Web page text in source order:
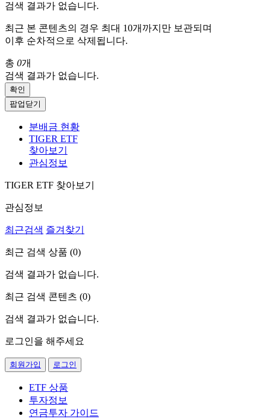
검색 결과가 없습니다.
최근 본 콘텐츠의 경우 최대 10개까지만 보관되며
이후 순차적으로 삭제됩니다.
총 0개
검색 결과가 없습니다.
확인
팝업닫기
분배금 현황
TIGER ETF
찾아보기
관심정보
TIGER ETF 찾아보기
관심정보
최근검색 즐겨찾기
최근 검색 상품 (0)
검색 결과가 없습니다.
최근 검색 콘텐츠 (0)
검색 결과가 없습니다.
로그인을 해주세요
회원가입 로그인
ETF 상품
투자정보
연금투자 가이드